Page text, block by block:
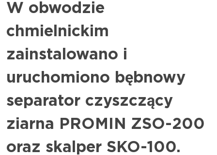
W obwodzie
chmielnickim
zainstalowano i
uruchomiono bębnowy
separator czyszczący
ziarna PROMIN ZSO-200
oraz skalper SKO-100.